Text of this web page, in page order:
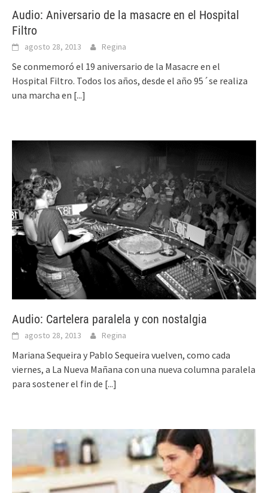
Audio: Aniversario de la masacre en el Hospital
Filtro
agosto 28, 2013 Regina
Se conmemoró el 19 aniversario de la Masacre en el
Hospital Filtro. Todos los años, desde el año 95´se realiza
una marcha en [...]
Audio: Cartelera paralela y con nostalgia
agosto 28, 2013 Regina
Mariana Sequeira y Pablo Sequeira vuelven, como cada
viernes, a La Nueva Mañana con una nueva columna paralela
para sostener el fin de [...]